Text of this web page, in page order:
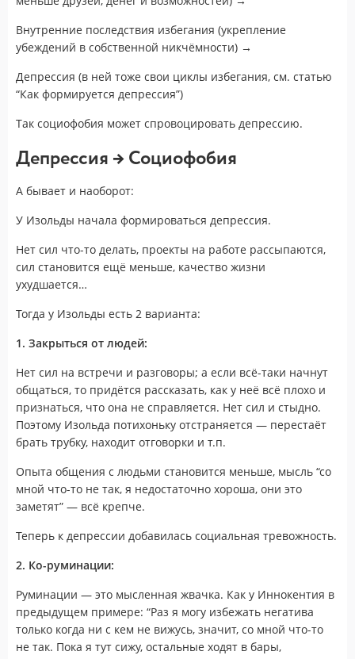
Внутренние последствия избегания (укрепление
убеждений в собственной никчёмности) →
Депрессия (в ней тоже свои циклы избегания, см. статью
“Как формируется депрессия”)
Так социофобия может спровоцировать депрессию.
Депрессия → Социофобия
А бывает и наоборот:
У Изольды начала формироваться депрессия.
Нет сил что-то делать, проекты на работе рассыпаются,
сил становится ещё меньше, качество жизни
ухудшается…
Тогда у Изольды есть 2 варианта:
1. Закрыться от людей:
Нет сил на встречи и разговоры; а если всё-таки начнут
общаться, то придётся рассказать, как у неё всё плохо и
признаться, что она не справляется. Нет сил и стыдно.
Поэтому Изольда потихоньку отстраняется — перестаёт
брать трубку, находит отговорки и т.п.
Опыта общения с людьми становится меньше, мысль “со
мной что-то не так, я недостаточно хороша, они это
заметят” — всё крепче.
Теперь к депрессии добавилась социальная тревожность.
2. Ко-руминации:
Руминации — это мысленная жвачка. Как у Иннокентия в
предыдущем примере: “Раз я могу избежать негатива
только когда ни с кем не вижусь, значит, со мной что-то
не так. Пока я тут сижу, остальные ходят в бары,